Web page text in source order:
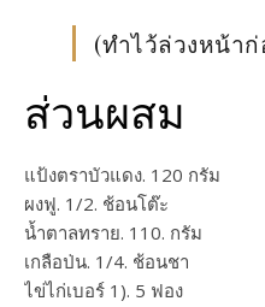
(ทำไว้ล่วงหน้าก่
ส่วนผสม
แป้งตราบัวแดง. 120 กรัม
ผงฟู. 1/2. ช้อนโต๊ะ
น้ำตาลทราย. 110. กรัม
เกลือป่น. 1/4. ช้อนชา
ไข่ไก่เบอร์ 1). 5 ฟอง